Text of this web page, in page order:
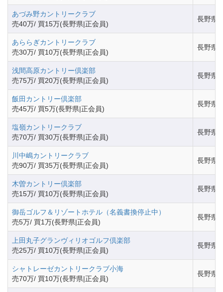
あづみ野カントリークラブ
売40万/ 買15万(長野県|正会員)
長野県
あららぎカントリークラブ
売30万/ 買10万(長野県|正会員)
長野県
浅間高原カントリー倶楽部
売75万/ 買20万(長野県|正会員)
長野県
飯田カントリー倶楽部
売45万/ 買5万(長野県|正会員)
長野県
塩嶺カントリークラブ
売70万/ 買30万(長野県|正会員)
長野県
川中嶋カントリークラブ
売90万/ 買35万(長野県|正会員)
長野県
木曽カントリー倶楽部
売15万/ 買10万(長野県|正会員)
長野県
御岳ゴルフ＆リゾートホテル（名義書換停止中）
売5万/ 買1万(長野県|正会員)
長野県
上田丸子グランヴィリオゴルフ倶楽部
売25万/ 買10万(長野県|正会員)
長野県
シャトレーゼカントリークラブ小海
売70万/ 買10万(長野県|正会員)
長野県